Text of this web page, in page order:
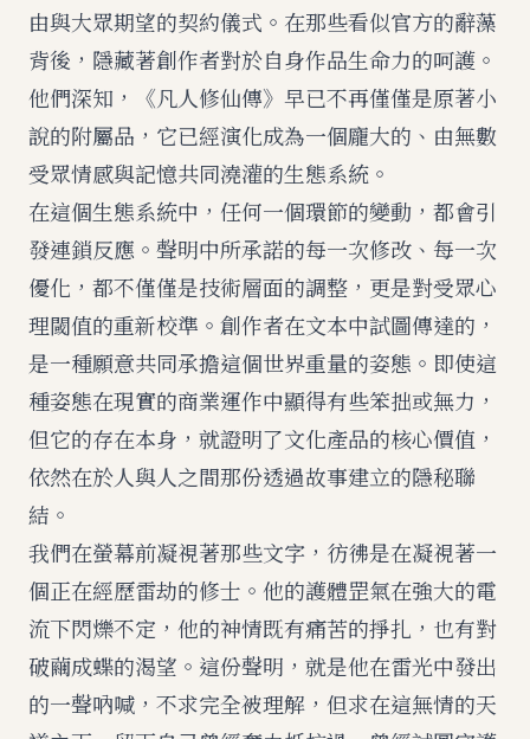
由與大眾期望的契約儀式。在那些看似官方的辭藻
背後，隱藏著創作者對於自身作品生命力的呵護。
他們深知，《凡人修仙傳》早已不再僅僅是原著小
說的附屬品，它已經演化成為一個龐大的、由無數
受眾情感與記憶共同澆灌的生態系統。
在這個生態系統中，任何一個環節的變動，都會引
發連鎖反應。聲明中所承諾的每一次修改、每一次
優化，都不僅僅是技術層面的調整，更是對受眾心
理閾值的重新校準。創作者在文本中試圖傳達的，
是一種願意共同承擔這個世界重量的姿態。即使這
種姿態在現實的商業運作中顯得有些笨拙或無力，
但它的存在本身，就證明了文化產品的核心價值，
依然在於人與人之間那份透過故事建立的隱秘聯
結。
我們在螢幕前凝視著那些文字，彷彿是在凝視著一
個正在經歷雷劫的修士。他的護體罡氣在強大的電
流下閃爍不定，他的神情既有痛苦的掙扎，也有對
破繭成蝶的渴望。這份聲明，就是他在雷光中發出
的一聲吶喊，不求完全被理解，但求在這無情的天